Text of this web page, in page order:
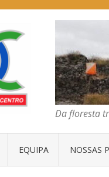
COC – CLUBE DE
Da floresta trazemos
Da floresta
EQUIPA NOSSAS